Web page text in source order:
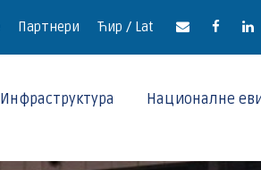
Партнери Ћир / Lat
Инфраструктура Националне